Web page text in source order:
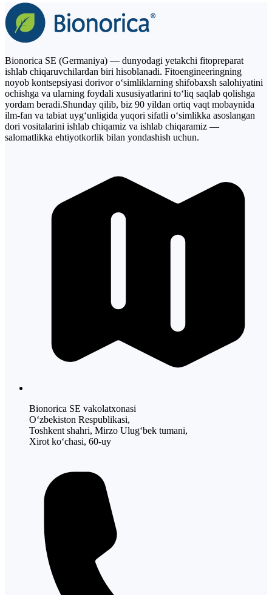
Bionorica SE (Germaniya) — dunyodagi yetakchi fitopreparat
ishlab chiqaruvchilardan biri hisoblanadi. Fitoengineeringning
noyob kontsepsiyasi dorivor o‘simliklarning shifobaxsh salohiyatini
ochishga va ularning foydali xususiyatlarini to‘liq saqlab qolishga
yordam beradi.Shunday qilib, biz 90 yildan ortiq vaqt mobaynida
ilm-fan va tabiat uyg‘unligida yuqori sifatli o‘simlikka asoslangan
dori vositalarini ishlab chiqamiz va ishlab chiqaramiz —
salomatlikka ehtiyotkorlik bilan yondashish uchun.
Bionorica SE vakolatxonasi
O‘zbekiston Respublikasi,
Toshkent shahri, Mirzo Ulug‘bek tumani,
Xirot ko‘chasi, 60-uy